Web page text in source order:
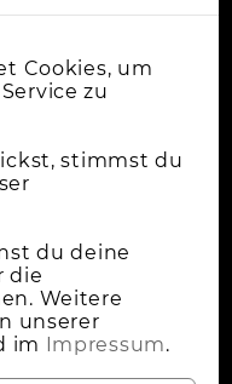
Cookies, um
zu
stimmst du
du deine
die
Weitere
unserer
im Impressum.